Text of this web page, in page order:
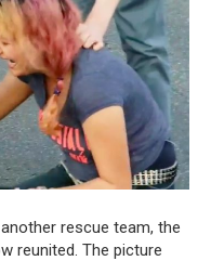
rescue team, the
reunited. The picture